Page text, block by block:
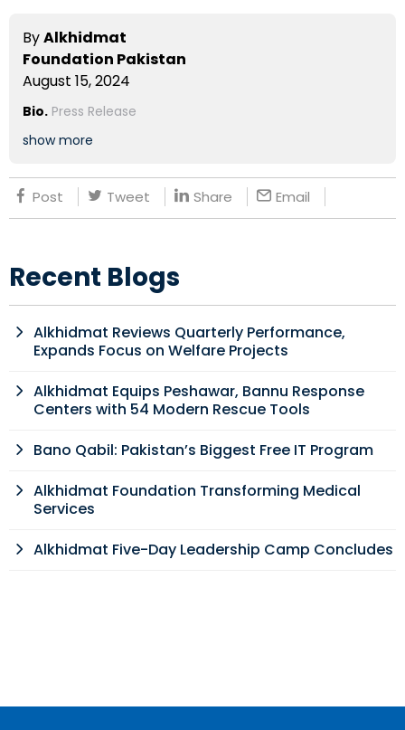
ByAlkhidmat
Foundation Pakistan
August 15, 2024
Bio. Press Release
show more
Post Tweet Share Email
Recent Blogs
Alkhidmat Reviews Quarterly Performance,
Expands Focus on Welfare Projects
Alkhidmat Equips Peshawar, Bannu Response
Centers with 54 Modern Rescue Tools
Bano Qabil: Pakistan’s Biggest Free IT Program
Alkhidmat Foundation Transforming Medical
Services
Alkhidmat Five-Day Leadership Camp Concludes